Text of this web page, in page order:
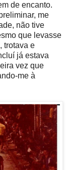
de encanto.
me
não tive
que levasse
trotava e
já estava
vez que
me à